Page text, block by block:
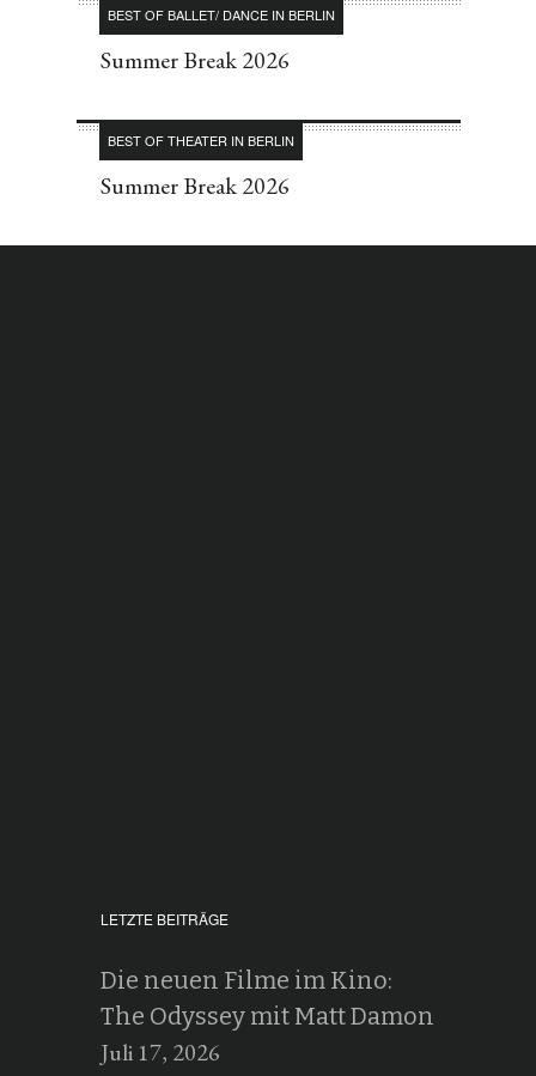
BEST OF BALLET/ DANCE IN BERLIN
Summer Break 2026
BEST OF THEATER IN BERLIN
Summer Break 2026
LETZTE BEITRÄGE
Die neuen Filme im Kino:
The Odyssey mit Matt Damon
Juli 17, 2026